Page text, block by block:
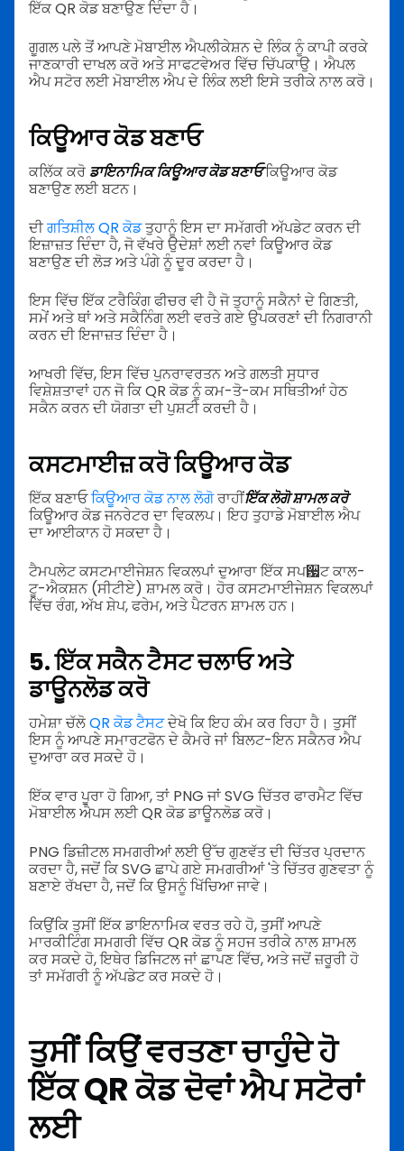
ਇੱਕ QR ਕੋਡ ਬਣਾਉਣ ਦਿੰਦਾ ਹੈ।
ਗੂਗਲ ਪਲੇ ਤੋਂ ਆਪਣੇ ਮੋਬਾਈਲ ਐਪਲੀਕੇਸ਼ਨ ਦੇ ਲਿੰਕ ਨੂੰ ਕਾਪੀ ਕਰਕੇ
ਜਾਣਕਾਰੀ ਦਾਖਲ ਕਰੋ ਅਤੇ ਸਾਫਟਵੇਅਰ ਵਿੱਚ ਚਿੱਪਕਾਉ। ਐਪਲ
ਐਪ ਸਟੋਰ ਲਈ ਮੋਬਾਈਲ ਐਪ ਦੇ ਲਿੰਕ ਲਈ ਇਸੇ ਤਰੀਕੇ ਨਾਲ ਕਰੋ।
ਕਿਊਆਰ ਕੋਡ ਬਣਾਓ
ਕਲਿੱਕ ਕਰੋ ਡਾਇਨਾਮਿਕ ਕਿਊਆਰ ਕੋਡ ਬਣਾਓਕਿਊਆਰ ਕੋਡ
ਬਣਾਉਣ ਲਈ ਬਟਨ।
ਦੀਗਤਿਸ਼ੀਲ QR ਕੋਡਤੁਹਾਨੂੰ ਇਸ ਦਾ ਸਮੱਗਰੀ ਅੱਪਡੇਟ ਕਰਨ ਦੀ
ਇਜ਼ਾਜ਼ਤ ਦਿੰਦਾ ਹੈ, ਜੋ ਵੱਖਰੇ ਉਦੇਸ਼ਾਂ ਲਈ ਨਵਾਂ ਕਿਊਆਰ ਕੋਡ
ਬਣਾਉਣ ਦੀ ਲੋੜ ਅਤੇ ਪੰਗੇ ਨੂੰ ਦੂਰ ਕਰਦਾ ਹੈ।
ਇਸ ਵਿੱਚ ਇੱਕ ਟਰੈਕਿੰਗ ਫੀਚਰ ਵੀ ਹੈ ਜੋ ਤੁਹਾਨੂੰ ਸਕੈਨਾਂ ਦੇ ਗਿਣਤੀ,
ਸਮੇਂ ਅਤੇ ਥਾਂ ਅਤੇ ਸਕੈਨਿੰਗ ਲਈ ਵਰਤੇ ਗਏ ਉਪਕਰਣਾਂ ਦੀ ਨਿਗਰਾਨੀ
ਕਰਨ ਦੀ ਇਜਾਜ਼ਤ ਦਿੰਦਾ ਹੈ।
ਆਖਰੀ ਵਿੱਚ, ਇਸ ਵਿੱਚ ਪੁਨਰਾਵਰਤਨ ਅਤੇ ਗਲਤੀ ਸੁਧਾਰ
ਵਿਸ਼ੇਸ਼ਤਾਵਾਂ ਹਨ ਜੋ ਕਿ QR ਕੋਡ ਨੂੰ ਕਮ-ਤੋ-ਕਮ ਸਥਿਤੀਆਂ ਹੇਠ
ਸਕੈਨ ਕਰਨ ਦੀ ਯੋਗਤਾ ਦੀ ਪੁਸ਼ਟੀ ਕਰਦੀ ਹੈ।
ਕਸਟਮਾਈਜ਼ ਕਰੋ ਕਿਊਆਰ ਕੋਡ
ਇੱਕ ਬਣਾਓਕਿਊਆਰ ਕੋਡ ਨਾਲ ਲੋਗੋਰਾਹੀਂਇੱਕ ਲੋਗੋ ਸ਼ਾਮਲ ਕਰੋ
ਕਿਊਆਰ ਕੋਡ ਜਨਰੇਟਰ ਦਾ ਵਿਕਲਪ। ਇਹ ਤੁਹਾਡੇ ਮੋਬਾਈਲ ਐਪ
ਦਾ ਆਈਕਾਨ ਹੋ ਸਕਦਾ ਹੈ।
ਟੈਮਪਲੇਟ ਕਸਟਮਾਈਜੇਸ਼ਨ ਵਿਕਲਪਾਂ ਦੁਆਰਾ ਇੱਕ ਸਪ਷ਟ ਕਾਲ-
ਟੂ-ਐਕਸ਼ਨ (ਸੀਟੀਏ) ਸ਼ਾਮਲ ਕਰੋ। ਹੋਰ ਕਸਟਮਾਈਜੇਸ਼ਨ ਵਿਕਲਪਾਂ
ਵਿੱਚ ਰੰਗ, ਅੱਖ ਸ਼ੇਪ, ਫਰੇਮ, ਅਤੇ ਪੈਟਰਨ ਸ਼ਾਮਲ ਹਨ।
5. ਇੱਕ ਸਕੈਨ ਟੈਸਟ ਚਲਾਓ ਅਤੇ
ਡਾਊਨਲੋਡ ਕਰੋ
ਹਮੇਸ਼ਾ ਚੱਲੋQR ਕੋਡ ਟੈਸਟਦੇਖੋ ਕਿ ਇਹ ਕੰਮ ਕਰ ਰਿਹਾ ਹੈ। ਤੁਸੀਂ
ਇਸ ਨੂੰ ਆਪਣੇ ਸਮਾਰਟਫੋਨ ਦੇ ਕੈਮਰੇ ਜਾਂ ਬਿਲਟ-ਇਨ ਸਕੈਨਰ ਐਪ
ਦੁਆਰਾ ਕਰ ਸਕਦੇ ਹੋ।
ਇੱਕ ਵਾਰ ਪੂਰਾ ਹੋ ਗਿਆ, ਤਾਂ PNG ਜਾਂ SVG ਚਿੱਤਰ ਫਾਰਮੈਟ ਵਿੱਚ
ਮੋਬਾਈਲ ਐਪਸ ਲਈ QR ਕੋਡ ਡਾਊਨਲੋਡ ਕਰੋ।
PNG ਡਿਜ਼ੀਟਲ ਸਮਗਰੀਆਂ ਲਈ ਉੱਚ ਗੁਣਵੱਤ ਦੀ ਚਿੱਤਰ ਪ੍ਰਦਾਨ
ਕਰਦਾ ਹੈ, ਜਦੋਂ ਕਿ SVG ਛਾਪੇ ਗਏ ਸਮਗਰੀਆਂ 'ਤੇ ਚਿੱਤਰ ਗੁਣਵਤਾ ਨੂੰ
ਬਣਾਏ ਰੱਖਦਾ ਹੈ, ਜਦੋਂ ਕਿ ਉਸਨੂੰ ਖਿੱਚਿਆ ਜਾਵੇ।
ਕਿਉਂਕਿ ਤੁਸੀਂ ਇੱਕ ਡਾਇਨਾਮਿਕ ਵਰਤ ਰਹੇ ਹੋ, ਤੁਸੀਂ ਆਪਣੇ
ਮਾਰਕੀਟਿੰਗ ਸਮਗਰੀ ਵਿੱਚ QR ਕੋਡ ਨੂੰ ਸਹਜ ਤਰੀਕੇ ਨਾਲ ਸ਼ਾਮਲ
ਕਰ ਸਕਦੇ ਹੋ, ਇਥੇਰ ਡਿਜਿਟਲ ਜਾਂ ਛਾਪਣ ਵਿੱਚ, ਅਤੇ ਜਦੋਂ ਜ਼ਰੂਰੀ ਹੋ
ਤਾਂ ਸਮੱਗਰੀ ਨੂੰ ਅੱਪਡੇਟ ਕਰ ਸਕਦੇ ਹੋ।
ਤੁਸੀਂ ਕਿਉਂ ਵਰਤਣਾ ਚਾਹੁੰਦੇ ਹੋ
ਇੱਕ QR ਕੋਡ ਦੋਵਾਂ ਐਪ ਸਟੋਰਾਂ
ਲਈ